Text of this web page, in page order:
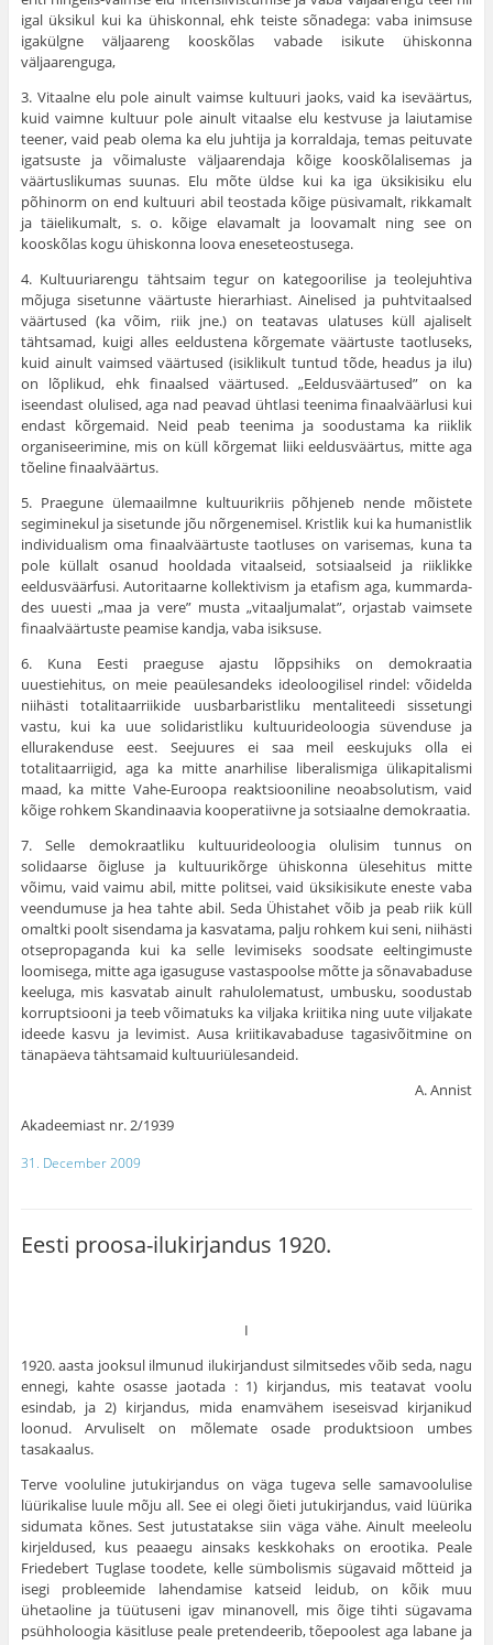
igal üksikul kui ka ühiskonnal, ehk teiste sõnadega: vaba inimsuse
igakülgne väljaareng kooskõlas vabade isikute ühis­konna
väljaarenguga,
3. Vitaalne elu pole ainult vaimse kultuuri jaoks, vaid ka iseväärtus,
kuid vaimne kultuur pole ainult vitaalse elu kestvuse ja laiutamise
teener, vaid peab olema ka elu juhtija ja korraldaja, temas peituvate
igatsuste ja võimaluste väljaarendaja kõige kooskõlalisemas ja
väärtuslikumas suunas. Elu mõte üldse kui ka iga üksikisiku elu
põhinorm on end kultuuri abil teostada kõige püsivamalt, rikkamalt
ja täieliku­malt, s. o. kõige elavamalt ja loovamalt ning see on
kooskõlas kogu ühiskonna loova eneseteostusega.
4. Kultuuriarengu tähtsaim tegur on kategoorilise ja teolejuhtiva
mõjuga sise­tunne väärtuste hierarhiast. Ainelised ja puhtvitaalsed
väärtused (ka võim, riik jne.) on teatavas ulatuses küll ajaliselt
tähtsamad, kuigi alles eeldustena kõrge­mate väärtuste taotluseks,
kuid ainult vaimsed väärtused (isiklikult tuntud tõde, headus ja ilu)
on lõplikud, ehk finaalsed väärtused. „Eeldusväärtused” on ka
iseendast olulised, aga nad peavad ühtlasi teenima finaalväärlusi kui
endast kõrgemaid. Neid peab teenima ja soodustama ka riiklik
organiseerimine, mis on küll kõrgemat liiki eeldusväärtus, mitte aga
tõeline finaalväärtus.
5. Praegune ülemaailmne kultuurikriis põhjeneb nende mõistete
segiminekul ja sisetunde jõu nõrgenemisel. Kristlik kui ka humanistlik
individualism oma finaalväärtuste taotluses on varisemas, kuna ta
pole küllalt osanud hooldada vitaalseid, sotsiaal­seid ja riiklikke
eeldusväärfusi. Autoritaarne kollektivism ja etafism aga, kummarda­
des uuesti „maa ja vere” musta „vitaaljumalat”, orjastab vaimsete
finaalväärtuste pea­mise kandja, vaba isiksuse.
6. Kuna Eesti praeguse ajastu lõppsihiks on demokraatia
uuestiehitus, on meie peaülesandeks ideoloogilisel rindel: võidelda
niihästi totalitaarriikide uusbarbaristliku mentaliteedi sissetungi
vastu, kui ka uue solidaristliku kultuurideoloogia süven­duse ja
ellurakenduse eest. Seejuures ei saa meil eeskujuks olla ei
totalitaarriigid, aga ka mitte anarhilise liberalismiga ülikapitalismi
maad, ka mitte Vahe-Euroopa reakt­siooniline neoabsolutism, vaid
kõige rohkem Skandinaavia kooperatiivne ja sotsiaalne demokraatia.
7. Selle demokraatliku kultuurideoloogia olulisim tunnus on
solidaarse õigluse ja kultuurikõrge ühiskonna ülesehitus mitte
võimu, vaid vaimu abil, mitte politsei, vaid üksikisikute eneste vaba
veendumuse ja hea tahte abil. Seda Ühistahet võib ja peab riik küll
omaltki poolt sisendama ja kasvatama, palju rohkem kui seni, niihästi
otsepropaganda kui ka selle levimiseks soodsate eeltingimuste
loomisega, mitte aga iga­suguse vastaspoolse mõtte ja sõnavabaduse
keeluga, mis kasvatab ainult rahulolema­tust, umbusku, soodustab
korruptsiooni ja teeb võimatuks ka viljaka kriitika ning uute viljakate
ideede kasvu ja levimist. Ausa kriitikavabaduse tagasivõitmine on
tänapäeva tähtsamaid kultuuriülesandeid.
A. Annist
Akadeemiast nr. 2/1939
31. December 2009
Eesti proosa-ilukirjandus 1920.
I
1920. aasta jooksul ilmunud ilukirjandust silmitsedes võib seda, nagu
ennegi, kahte osasse jaotada : 1) kirjandus, mis teatavat voolu
esindab, ja 2) kirjandus, mida enam­vähem iseseisvad kirjanikud
loonud. Arvuliselt on mõle­mate osade produktsioon umbes
tasakaalus.
Terve vooluline jutukirjandus on väga tugeva selle samavoolulise
lüürikalise luule mõju all. See ei olegi õieti jutukirjandus, vaid lüürika
sidumata kõnes. Sest jutustatakse siin väga vähe. Ainult meeleolu
kirjeldused, kus peaaegu ainsaks keskkohaks on erootika. Peale
Friedebert Tuglase toodete, kelle sümbolismis süga­vaid mõtteid ja
isegi probleemide lahendamise katseid leidub, on kõik muu
ühetaoline ja tüütuseni igav minanovell, mis õige tihti sügavama
psühholoogia käsitluse peale pretendeerib, tõepoolest aga labane ja